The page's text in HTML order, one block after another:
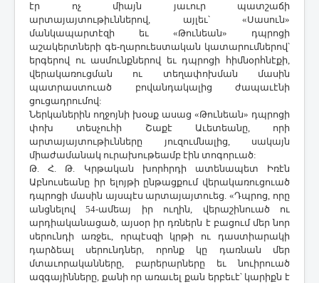
էր ոչ միայն յաւուր պատշաճի
արտայայտութիւններով, այլեւ՝ «Սասուն»
մանկապարտէզի եւ «Թունեան» դպրոցի
աշակերտների գե-ղարուեստական կատարումներով՝
երգերով ու ասմունքներով եւ դպրոցի հիմնօրհնէքի,
վերակառուցման ու տեղափոխման մասին
պատրաստուած բովանդակալից ժապաւէնի
ցուցադրումով:
Ներկաներին ողջոյնի խօսք ասաց «Թունեան» դպրոցի
փոխ տեսչուհի Շաքէ Աւետեանը, որի
արտայայտութիւնները յուզումնալից, սակայն
միաժամանակ ուրախութեամբ էին տոգորւած:
Թ. Հ. Թ. Կրթական խորհրդի ատենապետ Իռէն
Աբնուսեանը իր ելոյթի ընթացքում վերակառուցուած
դպրոցի մասին այսպէս արտայայտուեց. «Դպրոց, որը
անցնելով 54-ամեայ իր ուղին, վերաշինուած ու
արդիականացած, այսօր իր դռներն է բացում մեր նոր
սերունդի առջեւ, որպէսզի կրթի ու դաստիարակի
դարձեալ սերունդներ, որոնք կը դառնան մեր
մտաւորականները, բարերարները եւ նուիրուած
ազգայինները, քանի որ առաւել քան երբեւէ՝ կարիքն է